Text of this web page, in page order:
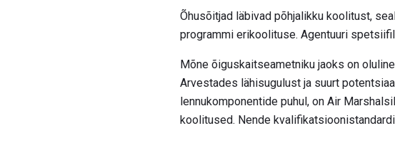
Õhusõitjad läbivad põhjalikku koolitust,
programmi erikoolituse. Agentuuri
Mõne õiguskaitseametniku jaoks on
Arvestades lähisugulust ja suurt
lennukomponentide puhul, on Air
koolitused. Nende